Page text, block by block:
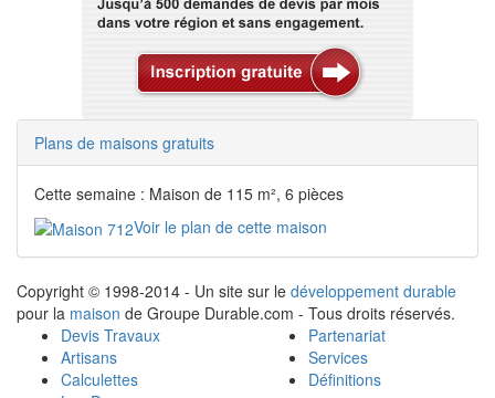
Plans de maisons gratuits
Cette semaine : Maison de 115 m², 6 pièces
Voir le plan de cette maison
Copyright © 1998-2014 - Un site sur le développement durable
pour la maison de Groupe Durable.com - Tous droits réservés.
Devis Travaux
Artisans
Calculettes
Partenariat
Services
Définitions